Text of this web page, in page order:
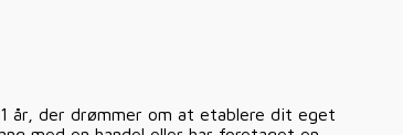
år, der drømmer om at etablere dit eget